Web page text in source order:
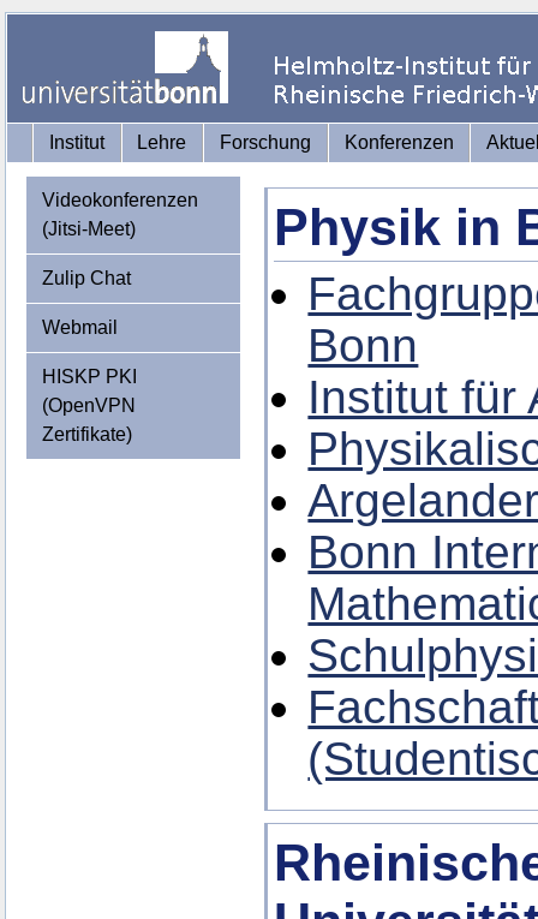
Institut Lehre Forschung Konferenzen
Videokonferenzen
(Jitsi-Meet)
Zulip Chat
Webmail
HISKP PKI
(OpenVPN
Zertifikate)
Physik in
Bonn
Institut für
Bonn